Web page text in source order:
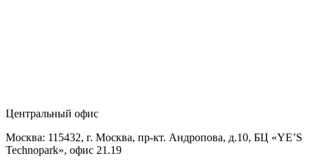
Центральный офис
Москва: 115432, г. Москва, пр-кт. Андропова, д.10, БЦ «YE’S
Technopark», офис 21.19